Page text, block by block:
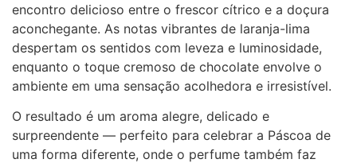
encontro delicioso entre o frescor cítrico e a doçura
aconchegante. As notas vibrantes de laranja-lima
despertam os sentidos com leveza e luminosidade,
enquanto o toque cremoso de chocolate envolve o
ambiente em uma sensação acolhedora e irresistível.
O resultado é um aroma alegre, delicado e
surpreendente — perfeito para celebrar a Páscoa de
uma forma diferente, onde o perfume também faz